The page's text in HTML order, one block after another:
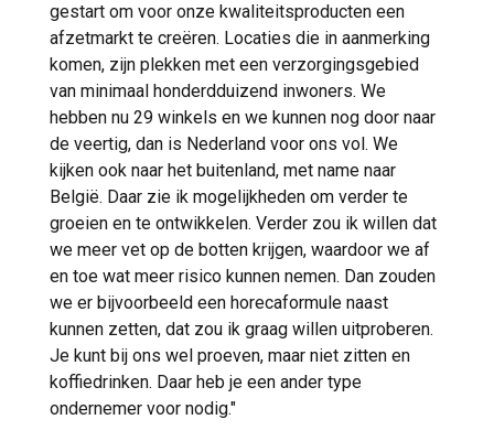
gestart om voor onze kwaliteitsproducten een
afzetmarkt te creëren. Locaties die in aanmerking
komen, zijn plekken met een verzorgingsgebied
van minimaal honderdduizend inwoners. We
hebben nu 29 winkels en we kunnen nog door naar
de veertig, dan is Nederland voor ons vol. We
kijken ook naar het buitenland, met name naar
België. Daar zie ik mogelijkheden om verder te
groeien en te ontwikkelen. Verder zou ik willen dat
we meer vet op de botten krijgen, waardoor we af
en toe wat meer risico kunnen nemen. Dan zouden
we er bijvoorbeeld een horecaformule naast
kunnen zetten, dat zou ik graag willen uitproberen.
Je kunt bij ons wel proeven, maar niet zitten en
koffiedrinken. Daar heb je een ander type
ondernemer voor nodig."